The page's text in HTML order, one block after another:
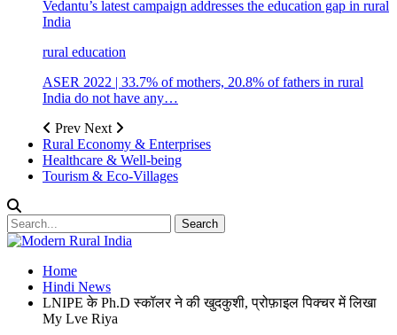
Vedantu’s latest campaign addresses the education gap in rural
India
rural education
ASER 2022 | 33.7% of mothers, 20.8% of fathers in rural
India do not have any…
Prev Next
Rural Economy & Enterprises
Healthcare & Well-being
Tourism & Eco-Villages
Home
Hindi News
LNIPE के Ph.D स्कॉलर ने की खुदकुशी, प्रोफ़ाइल पिक्चर में लिखा
My Lve Riya